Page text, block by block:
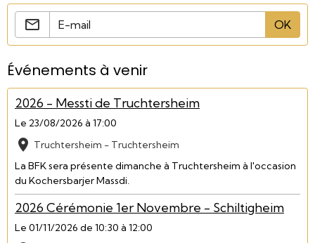
OK
Événements à venir
2026 - Messti de Truchtersheim
Le 23/08/2026 à 17:00
Truchtersheim - Truchtersheim
La BFK sera présente dimanche à Truchtersheim à l'occasion
du Kochersbarjer Massdi.
2026 Cérémonie 1er Novembre - Schiltigheim
Le 01/11/2026 de 10:30 à 12:00